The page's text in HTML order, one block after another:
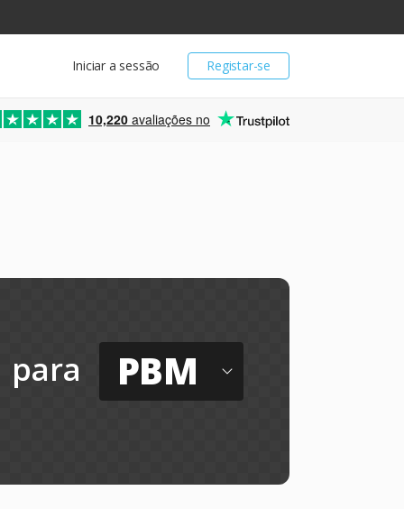
Registar-se
Iniciar a sessão
10,220 avaliações no
para PBM